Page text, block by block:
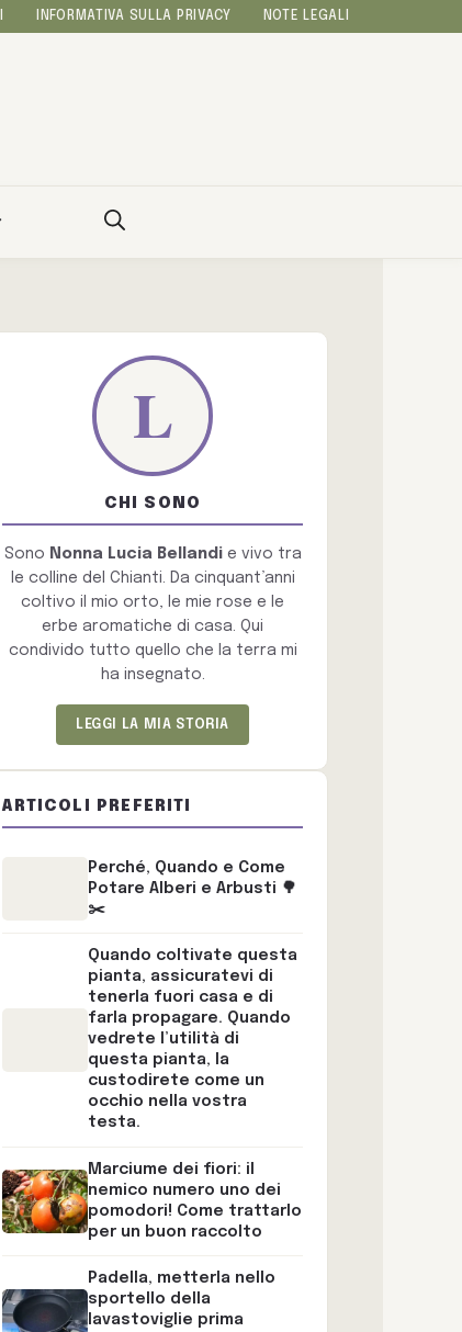
INFORMATIVA SULLA PRIVACY NOTE LEGALI
CHI SONO
Sono Nonna Lucia Bellandie vivo tra
le colline del Chianti. Da cinquant’anni
coltivo il mio orto, le mie rose e le
erbe aromatiche di casa. Qui
condivido tutto quello che la terra mi
ha insegnato.
LEGGI LA MIA STORIA
ARTICOLI PREFERITI
Perché, Quando e Come
Potare Alberi e Arbusti 🌳
✂️
Quando coltivate questa
pianta, assicuratevi di
tenerla fuori casa e di
farla propagare. Quando
vedrete l’utilità di
questa pianta, la
custodirete come un
occhio nella vostra
testa.
Marciume dei fiori: il
nemico numero uno dei
pomodori! Come trattarlo
per un buon raccolto
Padella, metterla nello
sportello della
lavastoviglie prima